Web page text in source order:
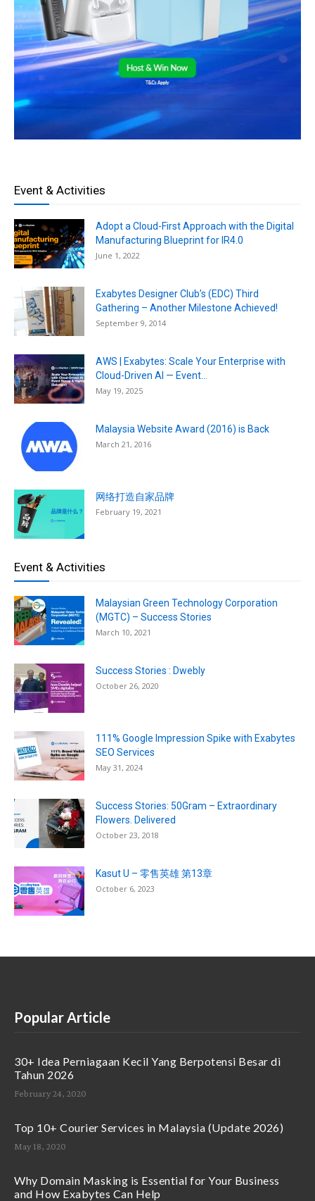
Event & Activities
Adopt a Cloud-First Approach with the Digital
Manufacturing Blueprint for IR4.0
June 1, 2022
Exabytes Designer Club’s (EDC) Third
Gathering – Another Milestone Achieved!
September 9, 2014
AWS | Exabytes: Scale Your Enterprise with
Cloud-Driven AI — Event...
May 19, 2025
Malaysia Website Award (2016) is Back
March 21, 2016
网络打造自家品牌
February 19, 2021
Event & Activities
Malaysian Green Technology Corporation
(MGTC) – Success Stories
March 10, 2021
Success Stories : Dwebly
October 26, 2020
111% Google Impression Spike with Exabytes
SEO Services
May 31, 2024
Success Stories: 50Gram – Extraordinary
Flowers. Delivered
October 23, 2018
Kasut U – 零售英雄 第13章
October 6, 2023
Popular Article
30+ Idea Perniagaan Kecil Yang Berpotensi Besar di
Tahun 2026
February 24, 2020
Top 10+ Courier Services in Malaysia (Update 2026)
May 18, 2020
Why Domain Masking is Essential for Your Business
and How Exabytes Can Help